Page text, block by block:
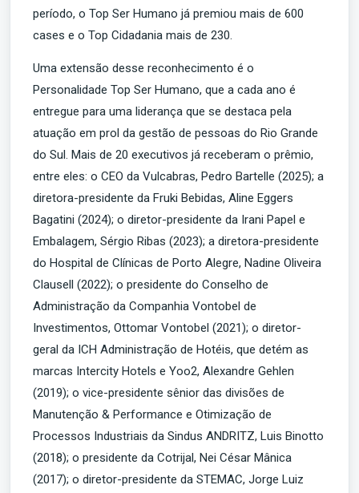
período, o Top Ser Humano já premiou mais de 600
cases e o Top Cidadania mais de 230.
Uma extensão desse reconhecimento é o
Personalidade Top Ser Humano, que a cada ano é
entregue para uma liderança que se destaca pela
atuação em prol da gestão de pessoas do Rio Grande
do Sul. Mais de 20 executivos já receberam o prêmio,
entre eles: o CEO da Vulcabras, Pedro Bartelle (2025); a
diretora-presidente da Fruki Bebidas, Aline Eggers
Bagatini (2024); o diretor-presidente da Irani Papel e
Embalagem, Sérgio Ribas (2023); a diretora-presidente
do Hospital de Clínicas de Porto Alegre, Nadine Oliveira
Clausell (2022); o presidente do Conselho de
Administração da Companhia Vontobel de
Investimentos, Ottomar Vontobel (2021); o diretor-
geral da ICH Administração de Hotéis, que detém as
marcas Intercity Hotels e Yoo2, Alexandre Gehlen
(2019); o vice-presidente sênior das divisões de
Manutenção & Performance e Otimização de
Processos Industriais da Sindus ANDRITZ, Luis Binotto
(2018); o presidente da Cotrijal, Nei César Mânica
(2017); o diretor-presidente da STEMAC, Jorge Luiz